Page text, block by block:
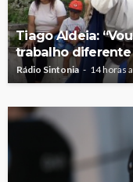
Tiago Aldeia:
trabalho diferente
Rádio Sintonia 14 horas